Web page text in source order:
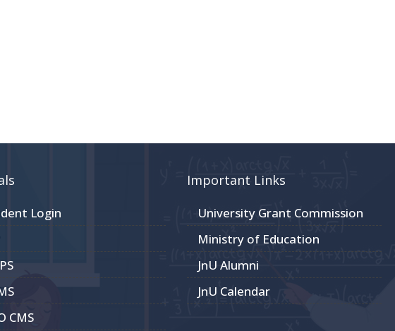
Login
CMS
Important Links
University Grant Commission
Ministry of Education
JnU Alumni
JnU Calendar